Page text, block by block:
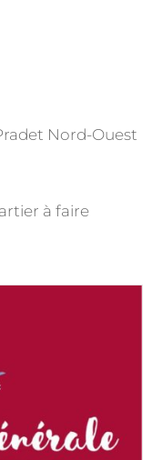
Nord-Ouest
à faire